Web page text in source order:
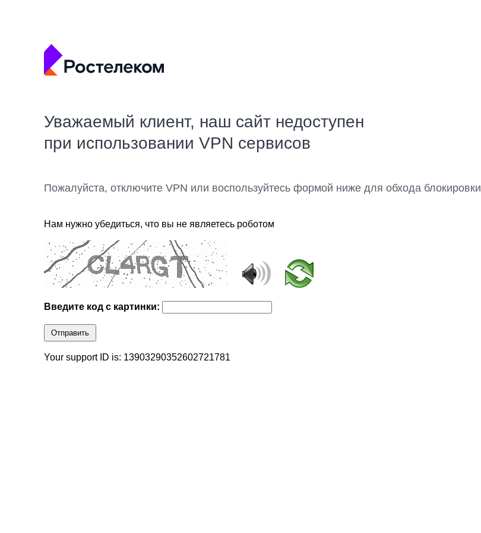
Уважаемый клиент, наш сайт недоступен
при использовании VPN сервисов
Пожалуйста, отключите VPN или воспользуйтесь формой ниже для обхода блокировки
Нам нужно убедиться, что вы не являетесь роботом
Введите код с картинки:
Отправить
Your support ID is: 13903290352602721781